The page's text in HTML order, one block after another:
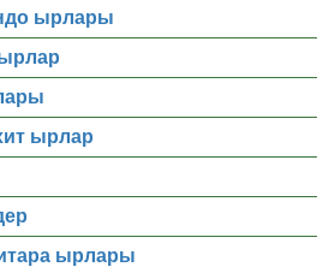
ырлары
ырлар
ырлары